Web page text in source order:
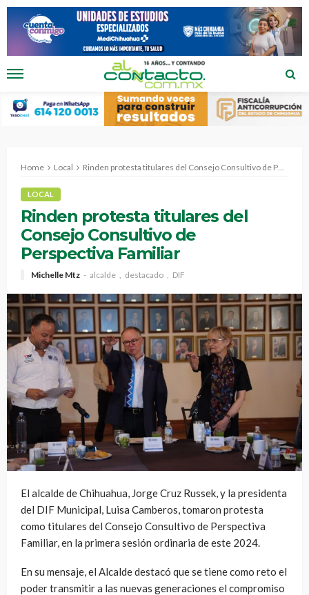
Home Local Rinden protesta titulares del Consejo Consultivo de Perspectiva Familiar
LOCAL
Rinden protesta titulares del
Consejo Consultivo de
Perspectiva Familiar
Michelle Mtz alcalde destacado DIF
El alcalde de Chihuahua, Jorge Cruz Russek, y la presidenta
del DIF Municipal, Luisa Camberos, tomaron protesta
como titulares del Consejo Consultivo de Perspectiva
Familiar, en la primera sesión ordinaria de este 2024.
En su mensaje, el Alcalde destacó que se tiene como reto el
poder transmitir a las nuevas generaciones el compromiso